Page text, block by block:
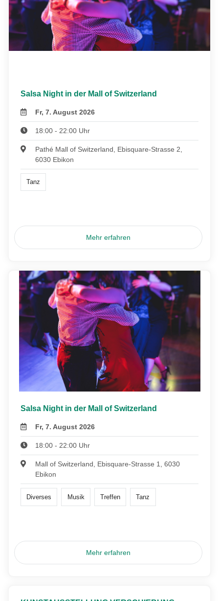
Salsa Night in der Mall of Switzerland
Fr, 7. August 2026
18:00 - 22:00 Uhr
Pathé Mall of Switzerland, Ebisquare-Strasse 2,
6030 Ebikon
Tanz
Mehr erfahren
Salsa Night in der Mall of Switzerland
Fr, 7. August 2026
18:00 - 22:00 Uhr
Mall of Switzerland, Ebisquare-Strasse 1, 6030
Ebikon
Diverses Musik Treffen Tanz
Mehr erfahren